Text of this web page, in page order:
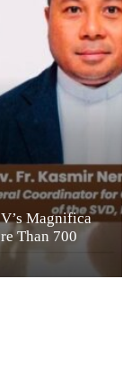
Magnifica
Than 700